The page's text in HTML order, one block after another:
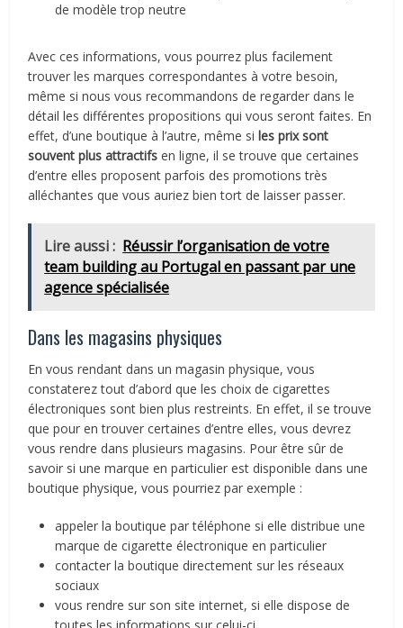
de modèle trop neutre
Avec ces informations, vous pourrez plus facilement
trouver les marques correspondantes à votre besoin,
même si nous vous recommandons de regarder dans le
détail les différentes propositions qui vous seront faites. En
effet, d’une boutique à l’autre, même siles prix sont
souvent plus attractifs en ligne, il se trouve que certaines
d’entre elles proposent parfois des promotions très
alléchantes que vous auriez bien tort de laisser passer.
Lire aussi : Réussir l’organisation de votre
team building au Portugal en passant par une
agence spécialisée
Dans les magasins physiques
En vous rendant dans un magasin physique, vous
constaterez tout d’abord que les choix de cigarettes
électroniques sont bien plus restreints. En effet, il se trouve
que pour en trouver certaines d’entre elles, vous devrez
vous rendre dans plusieurs magasins. Pour être sûr de
savoir si une marque en particulier est disponible dans une
boutique physique, vous pourriez par exemple :
appeler la boutique par téléphone si elle distribue une
marque de cigarette électronique en particulier
contacter la boutique directement sur les réseaux
sociaux
vous rendre sur son site internet, si elle dispose de